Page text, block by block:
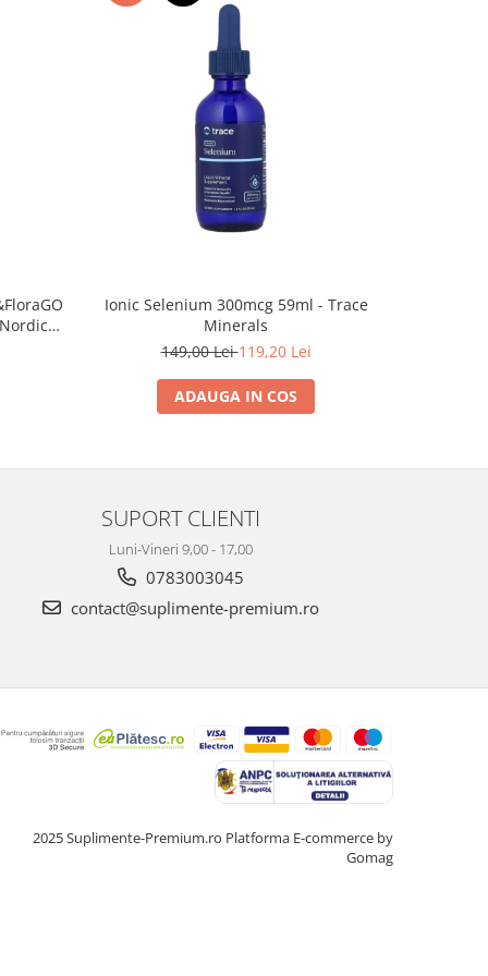
Ionic Selenium 300mcg 59ml - Trace
Minerals
149,00 Lei119,20 Lei
ADAUGA IN COS
SUPORT CLIENTI
Luni-Vineri 9,00 - 17,00
0783003045
contact@suplimente-premium.ro
2025 Suplimente-Premium.ro Platforma E-commerce by
Gomag